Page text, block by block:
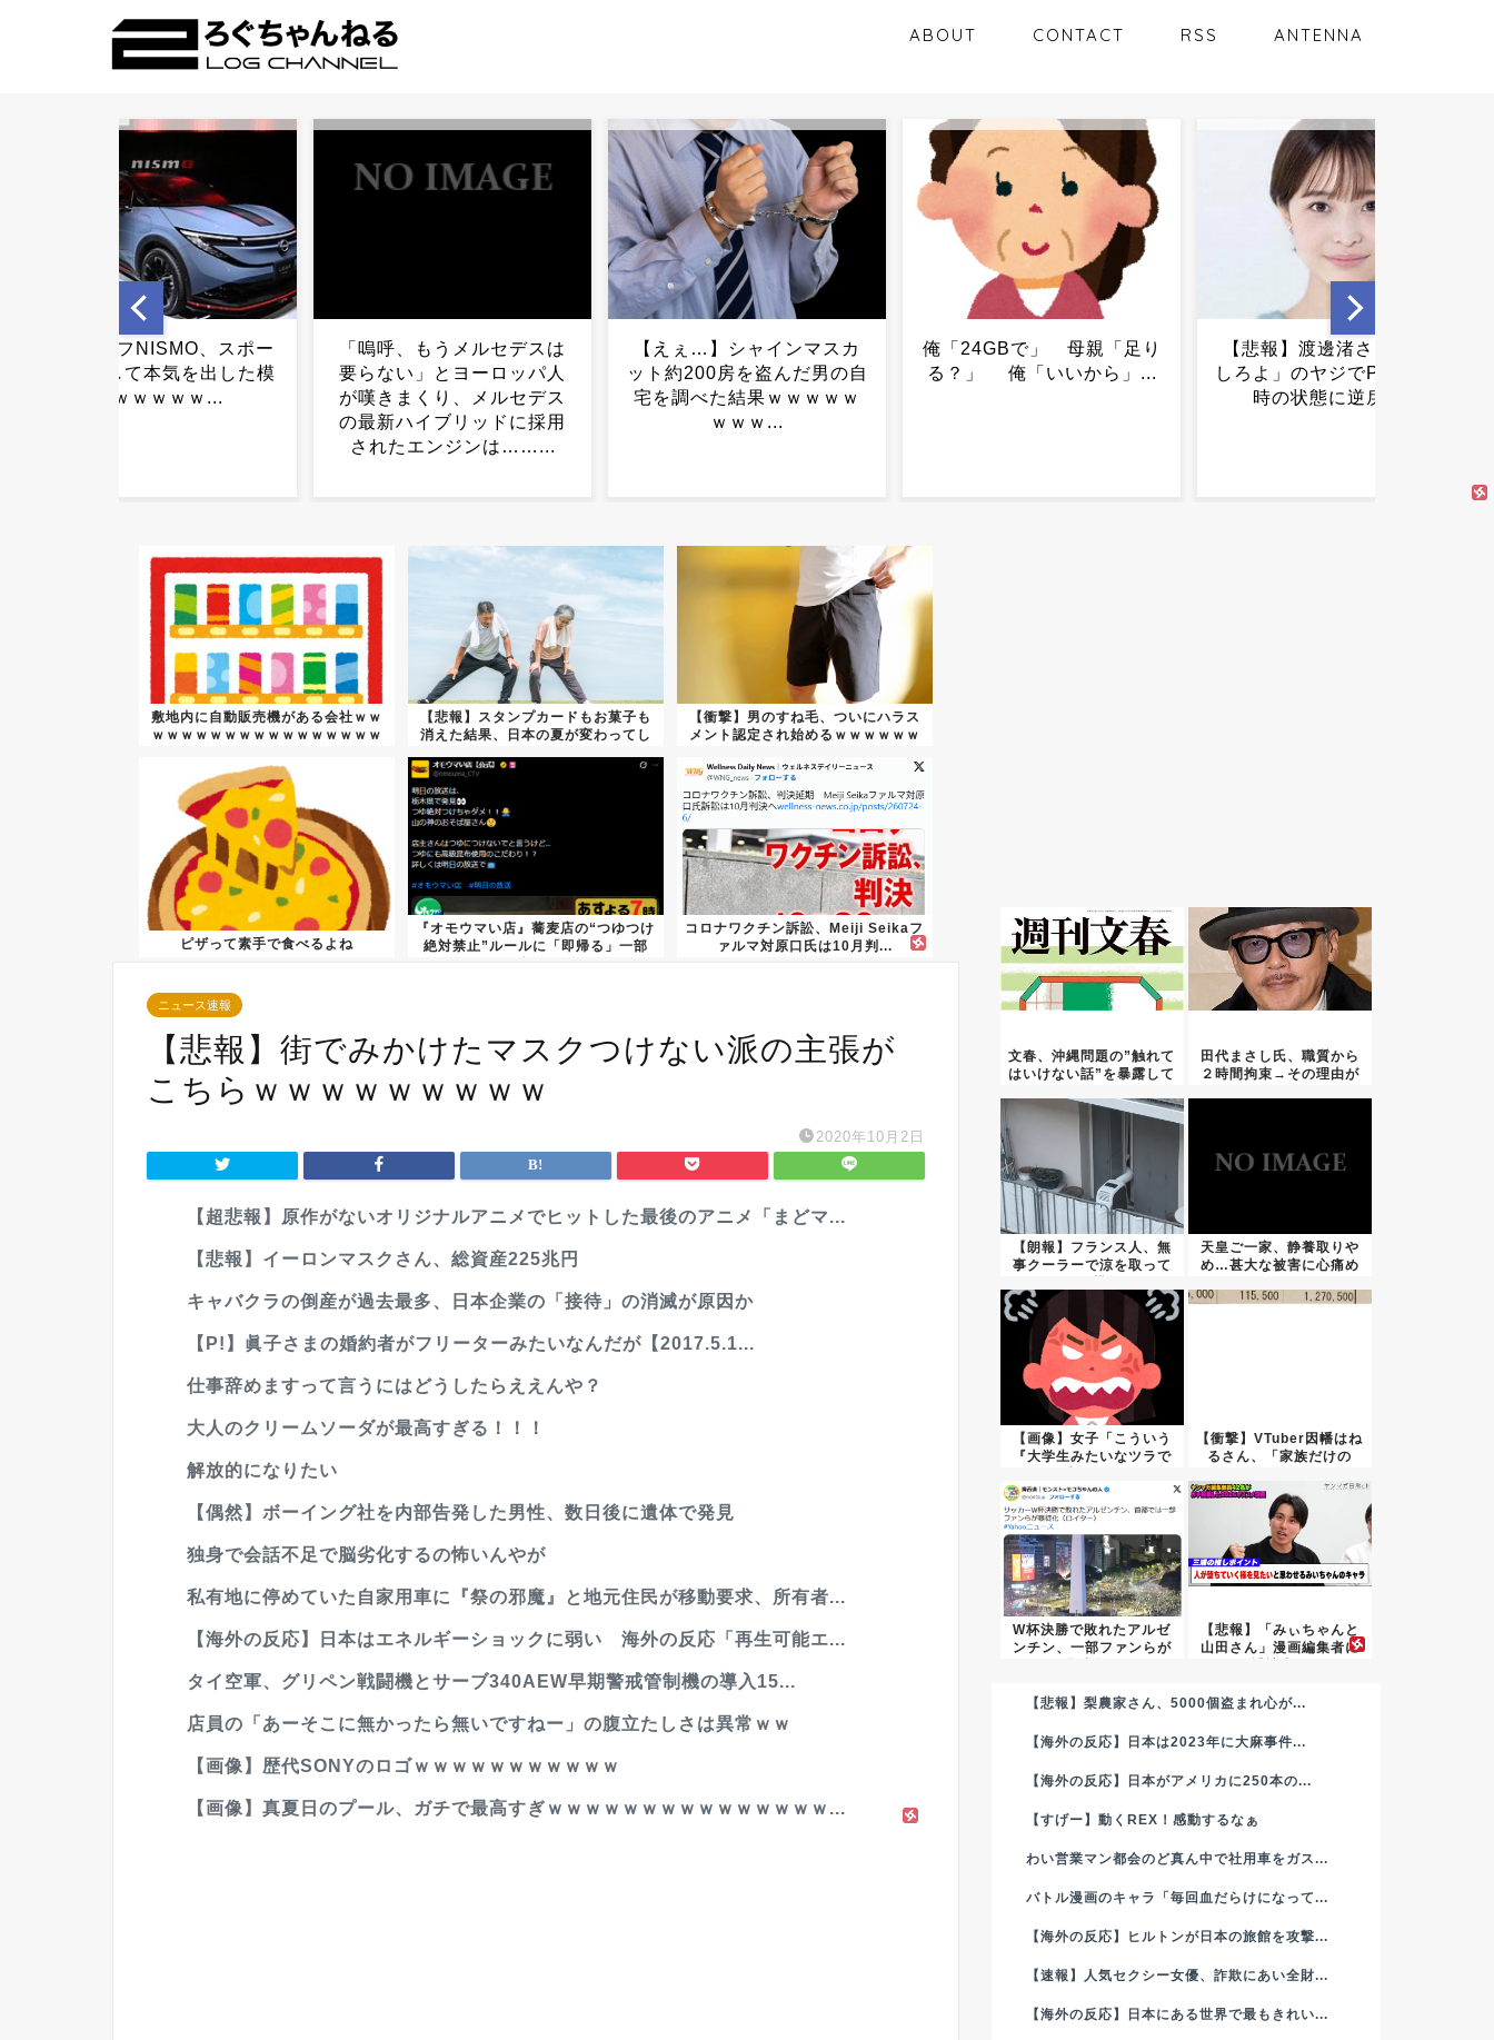
ABOUT CONTACT RSS ANTENNA
【えぇ…】シャインマスカ
ット約200房を盗んだ男の自
宅を調べた結果ｗｗｗｗｗ
ｗｗｗ...
俺「24GBで」 母親「足り
る？」 俺「いいから」...
【悲報】渡邊渚さん「キス
しろよ」のヤジでPTSD発症
【素麺】「たぶん市販で1番
まずい」「企業努力をして
ください」の声まで…。34
「嗚呼、もうメルセデスは
要らない」とヨーロッパ人
が嘆きまくり、メルセデス
敷地内に自動販売機がある会社ｗｗ
ｗｗｗｗｗｗｗｗｗｗｗｗｗｗｗｗ
【悲報】スタンプカードもお菓子も
消えた結果、日本の夏が変わってし
【衝撃】男のすね毛、ついにハラス
メント認定され始めるｗｗｗｗｗｗ
ピザって素手で食べるよね
『オモウマい店』蕎麦店の“つゆつけ
絶対禁止”ルールに「即帰る」一部
コロナワクチン訴訟、Meiji Seikaフ
ァルマ対原口氏は10月判...
ニュース速報
【悲報】街でみかけたマスクつけない派の主張が
こちらｗｗｗｗｗｗｗｗｗ
2020年10月2日
【超悲報】原作がないオリジナルアニメでヒットした最後のアニメ「まどマ...
【悲報】イーロンマスクさん、総資産225兆円
キャバクラの倒産が過去最多、日本企業の「接待」の消滅が原因か
【P!】眞子さまの婚約者がフリーターみたいなんだが【2017.5.1...
仕事辞めますって言うにはどうしたらええんや？
大人のクリームソーダが最高すぎる！！！
解放的になりたい
【偶然】ボーイング社を内部告発した男性、数日後に遺体で発見
独身で会話不足で脳劣化するの怖いんやが
私有地に停めていた自家用車に『祭の邪魔』と地元住民が移動要求、所有者...
【海外の反応】日本はエネルギーショックに弱い 海外の反応「再生可能エ...
タイ空軍、グリペン戦闘機とサーブ340AEW早期警戒管制機の導入15...
店員の「あーそこに無かったら無いですねー」の腹立たしさは異常ｗｗ
【画像】歴代SONYのロゴｗｗｗｗｗｗｗｗｗｗｗ
【画像】真夏日のプール、ガチで最高すぎｗｗｗｗｗｗｗｗｗｗｗｗｗｗｗ...
文春、沖縄問題の”触れて
はいけない話”を暴露して
田代まさし氏、職質から
２時間拘束→その理由が
【朗報】フランス人、無
事クーラーで涼を取って
天皇ご一家、静養取りや
め…甚大な被害に心痛め
【画像】女子「こういう
『大学生みたいなツラで
【衝撃】VTuber因幡はね
るさん、「家族だけの
W杯決勝で敗れたアルゼ
ンチン、一部ファンらが
【悲報】「みぃちゃんと
山田さん」漫画編集者に
【悲報】梨農家さん、5000個盗まれ心が...
【海外の反応】日本は2023年に大麻事件...
【海外の反応】日本がアメリカに250本の...
【すげー】動くREX！感動するなぁ
わい営業マン都会のど真ん中で社用車をガス...
バトル漫画のキャラ「毎回血だらけになって...
【海外の反応】ヒルトンが日本の旅館を攻撃...
【速報】人気セクシー女優、詐欺にあい全財...
【海外の反応】日本にある世界で最もきれい...